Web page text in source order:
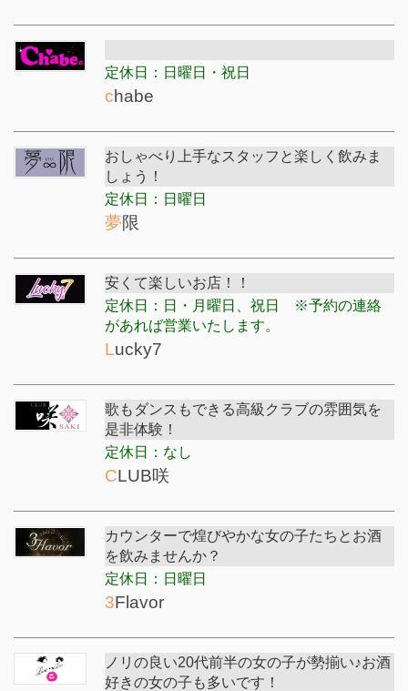
定休日：日曜日・祝日
chabe
おしゃべり上手なスタッフと楽しく飲みま
しょう！
定休日：日曜日
夢限
安くて楽しいお店！！
定休日：日・月曜日、祝日 ※予約の連絡
があれば営業いたします。
Lucky7
歌もダンスもできる高級クラブの雰囲気を
是非体験！
定休日：なし
CLUB咲
カウンターで煌びやかな女の子たちとお酒
を飲みませんか？
定休日：日曜日
3Flavor
ノリの良い20代前半の女の子が勢揃い♪お酒
好きの女の子も多いです！